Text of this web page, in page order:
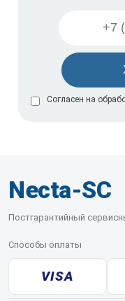
Согласен на
Necta-SC
Постгарантийный
Способы оплаты
VISA